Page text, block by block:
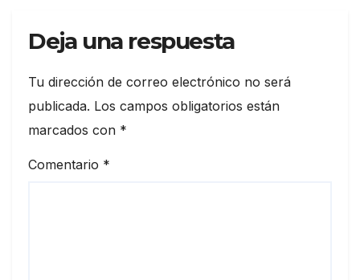
Deja una respuesta
Tu dirección de correo electrónico no será
publicada. Los campos obligatorios están
marcados con *
Comentario *